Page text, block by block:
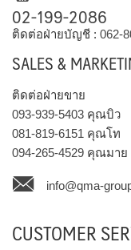
02-199-2086
ติดต่อฝ่ายบัญชี : 062-
SALES &
ติดต่อฝ่ายขาย
093-939-5403 คุณบิว
081-819-6151 คุณโท
094-265-4529 คุณมาย
info@qma-
CUSTOMER